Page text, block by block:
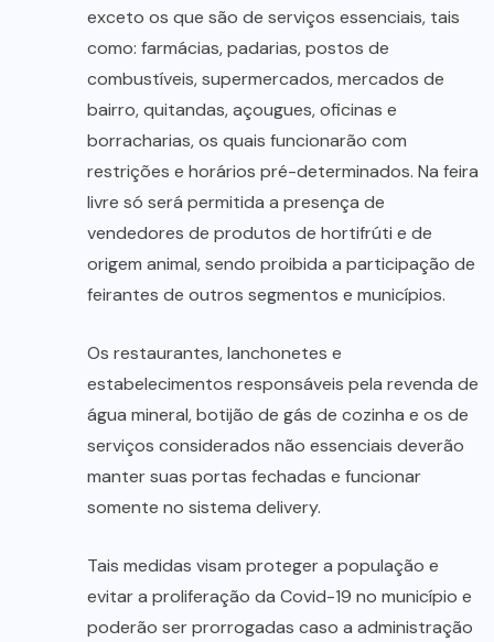
exceto os que são de serviços essenciais, tais
como: farmácias, padarias, postos de
combustíveis, supermercados, mercados de
bairro, quitandas, açougues, oficinas e
borracharias, os quais funcionarão com
restrições e horários pré-determinados. Na feira
livre só será permitida a presença de
vendedores de produtos de hortifrúti e de
origem animal, sendo proibida a participação de
feirantes de outros segmentos e municípios.
Os restaurantes, lanchonetes e
estabelecimentos responsáveis pela revenda de
água mineral, botijão de gás de cozinha e os de
serviços considerados não essenciais deverão
manter suas portas fechadas e funcionar
somente no sistema delivery.
Tais medidas visam proteger a população e
evitar a proliferação da Covid-19 no município e
poderão ser prorrogadas caso a administração